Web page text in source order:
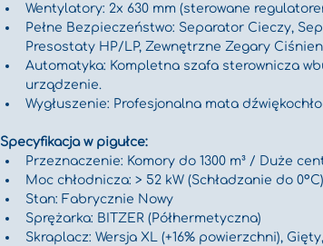
Wentylatory: 2x 630 mm (sterowane
Pełne Bezpieczeństwo: Separator Cieczy,
Presostaty HP/LP, Zewnętrzne Zegary
Automatyka: Kompletna szafa sterownicza
urządzenie.
Wygłuszenie: Profesjonalna mata
Specyfikacja w pigułce:
Przeznaczenie: Komory do 1300 m³ / Duże
Moc chłodnicza: > 52 kW (Schładzanie do 0°C)
Stan: Fabrycznie Nowy
Sprężarka: BITZER (Półhermetyczna)
Skraplacz: Wersja XL (+16% powierzchni),